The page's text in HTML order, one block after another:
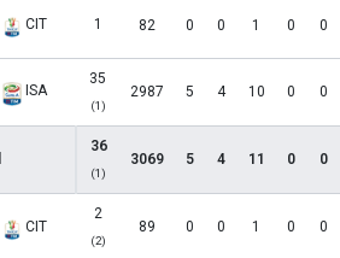
CIT 1 82 0 0 1 0 0
ISA
35
(1)
2987 5 4 10 0 0
36
(1)
3069 5 4 11 0 0
CIT
2
(2)
89 0 0 1 0 0